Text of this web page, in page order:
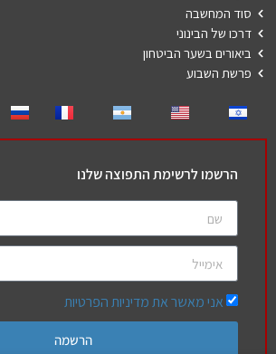
סוד המחשבה
דרכו של הבינוני
ביאורים בשער הביטחון
פרשת השבוע
הרשמו לרשימת התפוצה שלנו
אני מאשר את מדיניות הפרטיות
הרשמה